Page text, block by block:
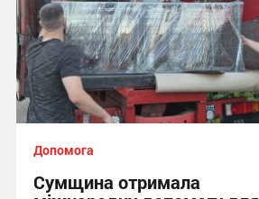
Допомога
Сумщина отримала